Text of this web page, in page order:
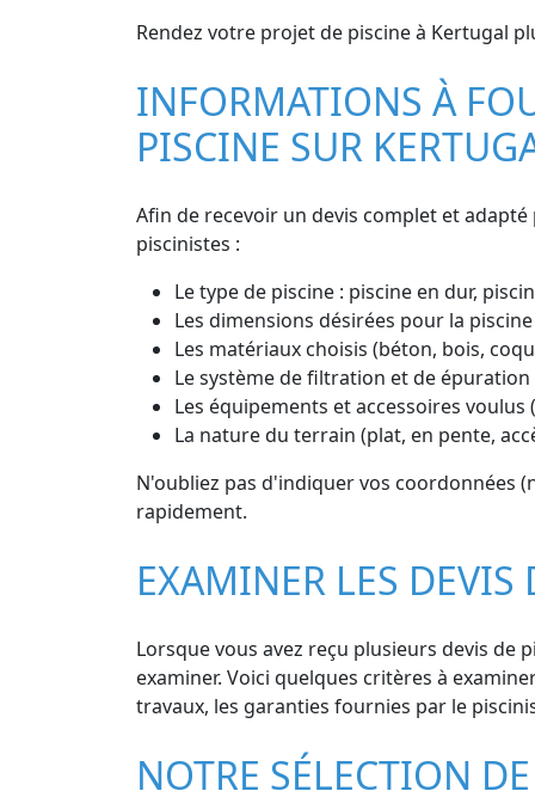
Rendez votre projet de piscine à Kertugal
INFORMATIONS À
PISCINE SUR
Afin de recevoir un devis complet et
piscinistes :
Le type de piscine : piscine en dur,
Les dimensions désirées pour la
Les matériaux choisis (béton, bois,
Le système de filtration et de épuration
Les équipements et accessoires
La nature du terrain (plat, en pente,
N'oubliez pas d'indiquer vos coordonnées
rapidement.
EXAMINER LES DEVIS
Lorsque vous avez reçu plusieurs devis
examiner. Voici quelques critères à
travaux, les garanties fournies par le
NOTRE SÉLECTION